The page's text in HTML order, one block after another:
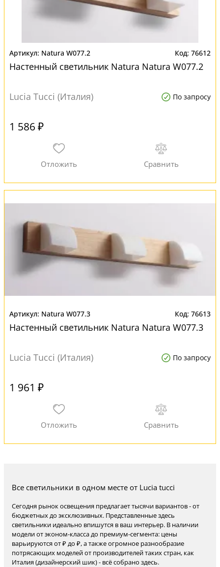
Natura W077.2 76612
Настенный светильник Natura Natura W077.2
Lucia Tucci (Италия) По запросу
1 586 ₽
Natura W077.3 76613
Настенный светильник Natura Natura W077.3
Lucia Tucci (Италия) По запросу
1 961 ₽
Все светильники в одном месте от Lucia tucci
Сегодня рынок освещения предлагает тысячи вариантов - от
бюджетных до эксклюзивных. Представленные здесь
светильники идеально впишутся в ваш интерьер. В наличии
модели от эконом-класса до премиум-сегмента: цены
варьируются от ₽ до ₽, а также огромное разнообразие
потрясающих моделей от производителей таких стран, как
Италия (дизайнерский шик) - всё собрано здесь.